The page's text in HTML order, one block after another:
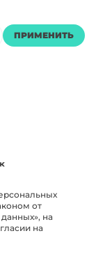
ПРИМЕНИТЬ
от
на
на